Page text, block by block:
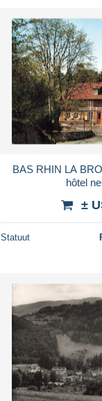
BAS RHIN LA
hôtel
±
Statuut